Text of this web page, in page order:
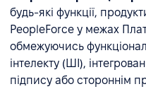
будь-які функції,
PeopleForce у межах
обмежуючись
інтелекту (ШІ),
підпису або стороннім